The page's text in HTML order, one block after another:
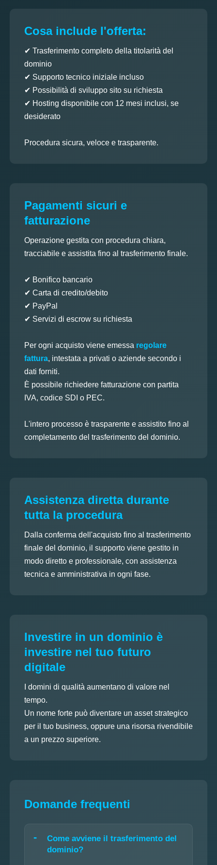
Cosa include l'offerta:
✔ Trasferimento completo della titolarità del
dominio
✔ Supporto tecnico iniziale incluso
✔ Possibilità di sviluppo sito su richiesta
✔ Hosting disponibile con 12 mesi inclusi, se
desiderato
Procedura sicura, veloce e trasparente.
Pagamenti sicuri e
fatturazione
Operazione gestita con procedura chiara,
tracciabile e assistita fino al trasferimento finale.
✔ Bonifico bancario
✔ Carta di credito/debito
✔ PayPal
✔ Servizi di escrow su richiesta
Per ogni acquisto viene emessa regolare
fattura, intestata a privati o aziende secondo i
dati forniti.
È possibile richiedere fatturazione con partita
IVA, codice SDI o PEC.
L'intero processo è trasparente e assistito fino al
completamento del trasferimento del dominio.
Assistenza diretta durante
tutta la procedura
Dalla conferma dell'acquisto fino al trasferimento
finale del dominio, il supporto viene gestito in
modo diretto e professionale, con assistenza
tecnica e amministrativa in ogni fase.
Investire in un dominio è
investire nel tuo futuro
digitale
I domini di qualità aumentano di valore nel
tempo.
Un nome forte può diventare un asset strategico
per il tuo business, oppure una risorsa rivendibile
a un prezzo superiore.
Domande frequenti
Come avviene il trasferimento del
dominio?